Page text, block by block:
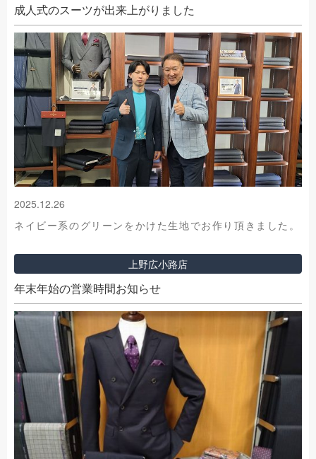
成人式のスーツが出来上がりました
2025.12.26
ネイビー系のグリーンをかけた生地でお作り頂きました。
上野広小路店
年末年始の営業時間お知らせ